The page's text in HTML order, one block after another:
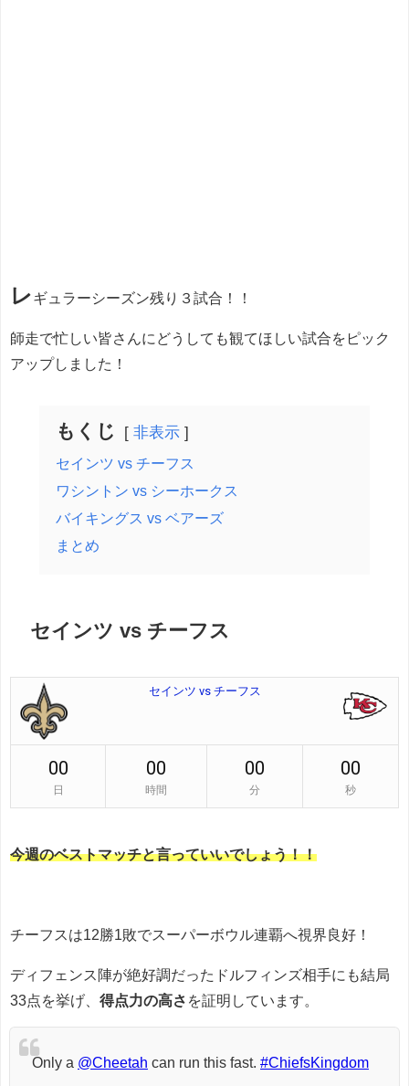
レギュラーシーズン残り３試合！！
師走で忙しい皆さんにどうしても観てほしい試合をピック
アップしました！
もくじ 非表示
セインツ vs チーフス
ワシントン vs シーホークス
バイキングス vs ベアーズ
まとめ
セインツ vs チーフス
セインツ vs チーフス
00
日
00
時間
00
分
00
秒
今週のベストマッチと言っていいでしょう！！
チーフスは12勝1敗でスーパーボウル連覇へ視界良好！
ディフェンス陣が絶好調だったドルフィンズ相手にも結局
33点を挙げ、 得点力の高さ を証明しています。
Only a @Cheetah can run this fast. #ChiefsKingdom